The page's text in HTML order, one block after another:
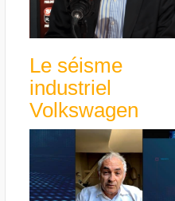
Le séisme
industriel
Volkswagen